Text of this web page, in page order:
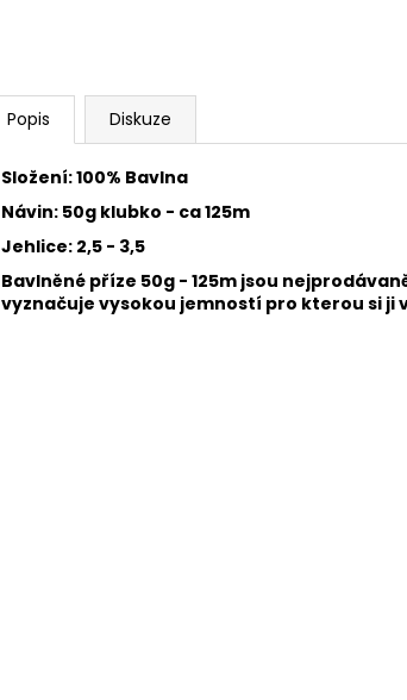
Popis Diskuze
Složení: 100% Bavlna
Návin: 50g klubko - ca 125m
Jehlice: 2,5 - 3,5
Bavlněné příze 50g - 125m jsou
vyznačuje vysokou jemností pro kterou si